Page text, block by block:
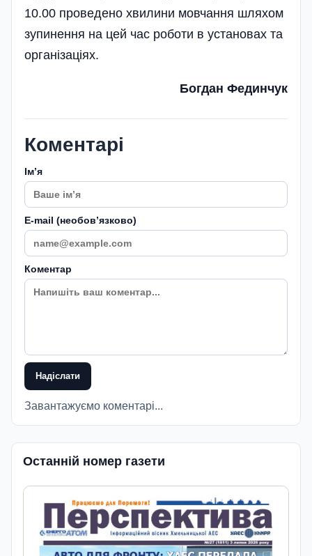
10.00 проведено хвилини мовчання шляхом
зупинення на цей час роботи в установах та
організа­ціях.
Богдан Фединчук
Коментарі
Імʼя
E-mail (необовʼязково)
Коментар
Надіслати
Завантажуємо коментарі...
Останній номер газети